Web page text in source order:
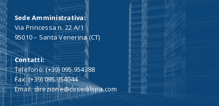
Sede Amministrativa:
Via Princessa n. 22 A/1
95010 – Santa Venerina (CT)
Contatti:
Telefono: (+39) 095.954388
Fax: (+39) 095.954044
Email: direzione@cosedilspa.com